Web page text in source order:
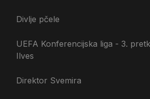
Divlje pčele
UEFA Konferencijska liga - 3.
Ilves
Direktor Svemira